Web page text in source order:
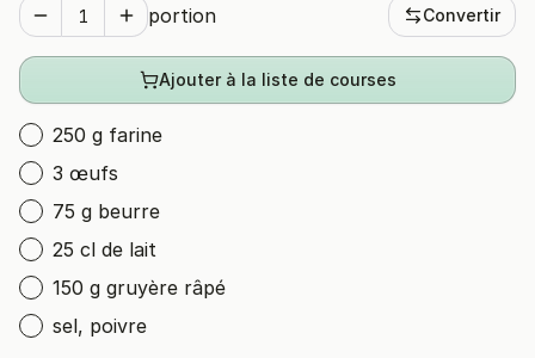
portion Convertir
Ajouter à la liste de courses
250 g farine
3 œufs
75 g beurre
25 cl de lait
150 g gruyère râpé
sel, poivre